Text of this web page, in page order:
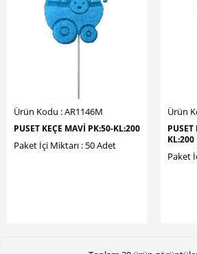
Ürün Kodu : AR1146M
PUSET KEÇE MAVİ PK:50-KL:200
Paket İçi Miktarı : 50 Adet
Ürün
PUSET
KL:200
Paket